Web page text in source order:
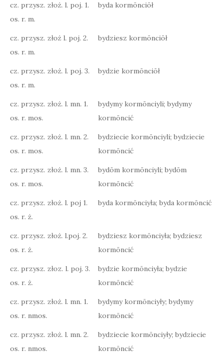
cz. przysz. złoż. l. poj. 1.
os. r. m.
byda kormōnciōł
cz. przysz. złoż l. poj. 2.
os. r. m.
bydziesz kormōnciōł
cz. przysz. złoż. l. poj. 3.
os. r. m.
bydzie kormōnciōł
cz. przysz. złoż. l. mn. 1.
os. r. mos.
bydymy kormōnciyli; bydymy
kormōncić
cz. przysz. złoż. l. mn. 2.
os. r. mos.
bydziecie kormōnciyli; bydziecie
kormōncić
cz. przysz. złoż. l. mn. 3.
os. r. mos.
bydōm kormōnciyli; bydōm
kormōncić
cz. przysz. złoż. l. poj 1.
os. r. ż.
byda kormōnciyła; byda kormōncić
cz. przysz. złoż. l.poj. 2.
os. r. ż.
bydziesz kormōnciyła; bydziesz
kormōncić
cz. przysz. złoz. l. poj. 3.
os. r. ż.
bydzie kormōnciyła; bydzie
kormōncić
cz. przysz. złoż. l. mn. 1.
os. r. nmos.
bydymy kormōnciyły; bydymy
kormōncić
cz. przysz. złoż. l. mn. 2.
os. r. nmos.
bydziecie kormōnciyły; bydziecie
kormōncić